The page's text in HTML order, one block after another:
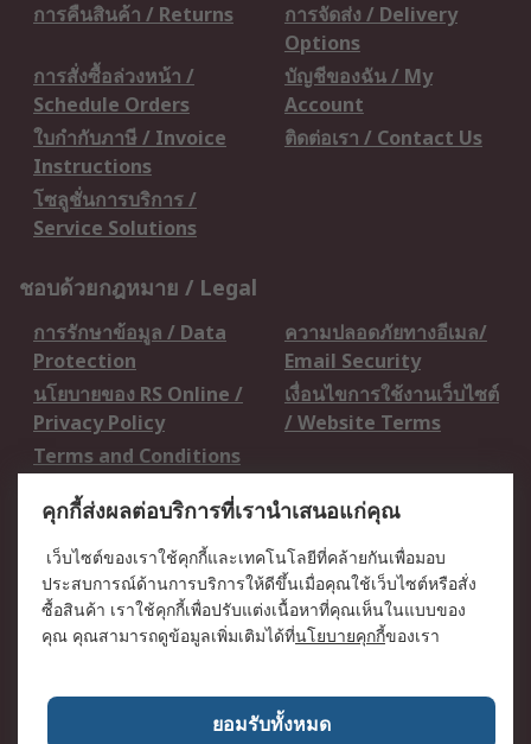
การคืนสินค้า / Returns
การจัดส่ง / Delivery
Options
การสั่งซื้อล่วงหน้า /
Schedule Orders
บัญชีของฉัน / My
Account
ใบกำกับภาษี / Invoice
Instructions
ติดต่อเรา / Contact Us
โซลูชั่นการบริการ /
Service Solutions
ชอบด้วยกฎหมาย / Legal
การรักษาข้อมูล / Data
Protection
ความปลอดภัยทางอีเมล/
Email Security
นโยบายของ RS Online /
Privacy Policy
เงื่อนไขการใช้งานเว็บไซต์
/ Website Terms
Terms and Conditions
เกี่ยวกับ RS / About RS
RS ทั่วโลก / RS
Worldwide
ข่าวประชาสัมพันธ์ / Press
Centre
บริษัทในเครือ RS /
วิธีการชำระเงิน /
เกี่ยวกับ RS / About RS
อาชีพที่ RS / Careers
คุกกี้ส่งผลต่อบริการที่เรานำเสนอแก่คุณ
เว็บไซต์ของเราใช้คุกกี้และเทคโนโลยีที่คล้ายกันเพื่อมอบ
ประสบการณ์ด้านการบริการให้ดีขึ้นเมื่อคุณใช้เว็บไซต์หรือสั่ง
ซื้อสินค้า เราใช้คุกกี้เพื่อปรับแต่งเนื้อหาที่คุณเห็นในแบบของ
คุณ คุณสามารถดูข้อมูลเพิ่มเติมได้ที่นโยบายคุกกี้ของเรา
ยอมรับทั้งหมด